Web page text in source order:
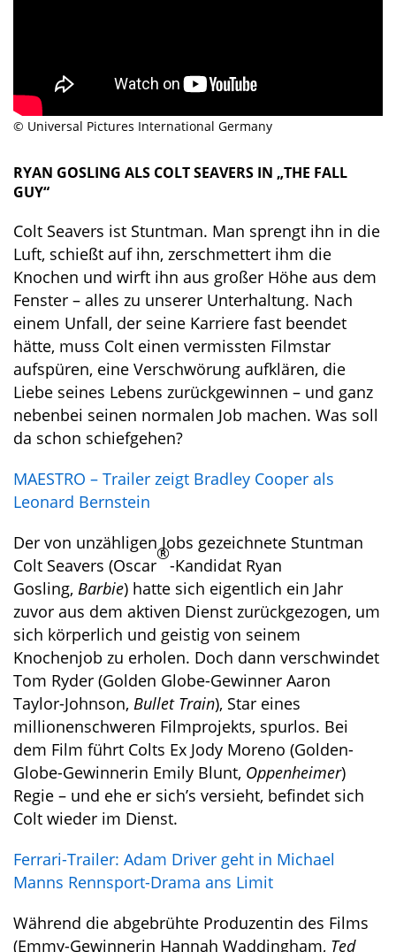
© Universal Pictures International Germany
RYAN GOSLING ALS COLT SEAVERS IN „THE FALL
GUY“
Colt Seavers ist Stuntman. Man sprengt ihn in die
Luft, schießt auf ihn, zerschmettert ihm die
Knochen und wirft ihn aus großer Höhe aus dem
Fenster – alles zu unserer Unterhaltung. Nach
einem Unfall, der seine Karriere fast beendet
hätte, muss Colt einen vermissten Filmstar
aufspüren, eine Verschwörung aufklären, die
Liebe seines Lebens zurückgewinnen – und ganz
nebenbei seinen normalen Job machen. Was soll
da schon schiefgehen?
MAESTRO – Trailer zeigt Bradley Cooper als
Leonard Bernstein
Der von unzähligen Jobs gezeichnete Stuntman
Colt Seavers (Oscar
®
-Kandidat Ryan
Gosling, Barbie) hatte sich eigentlich ein Jahr
zuvor aus dem aktiven Dienst zurückgezogen, um
sich körperlich und geistig von seinem
Knochenjob zu erholen. Doch dann verschwindet
Tom Ryder (Golden Globe-Gewinner Aaron
Taylor-Johnson, Bullet Train), Star eines
millionenschweren Filmprojekts, spurlos. Bei
dem Film führt Colts Ex Jody Moreno (Golden-
Globe-Gewinnerin Emily Blunt, Oppenheimer)
Regie – und ehe er sich’s versieht, befindet sich
Colt wieder im Dienst.
Ferrari-Trailer: Adam Driver geht in Michael
Manns Rennsport-Drama ans Limit
Während die abgebrühte Produzentin des Films
(Emmy-Gewinnerin Hannah Waddingham, Ted